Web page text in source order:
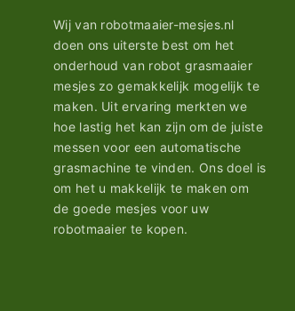
Wij van robotmaaier-mesjes.nl
doen ons uiterste best om het
onderhoud van robot grasmaaier
mesjes zo gemakkelijk mogelijk te
maken. Uit ervaring merkten we
hoe lastig het kan zijn om de juiste
messen voor een automatische
grasmachine te vinden. Ons doel is
om het u makkelijk te maken om
de goede mesjes voor uw
robotmaaier te kopen.